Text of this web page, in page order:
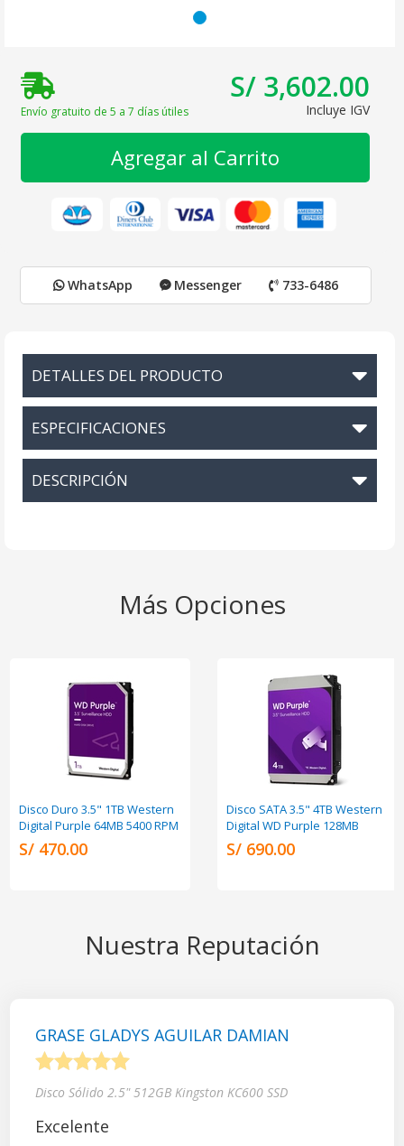
Envío gratuito de 5 a 7 días útiles
S/ 3,602.00
Incluye IGV
Agregar al Carrito
WhatsApp Messenger 733-6486
DETALLES DEL PRODUCTO
ESPECIFICACIONES
DESCRIPCIÓN
Más Opciones
Disco Duro 3.5" 1TB Western
Digital Purple 64MB 5400 RPM
S/ 470.00
Disco SATA 3.5" 4TB Western
Digital WD Purple 128MB
S/ 690.00
Nuestra Reputación
GRASE GLADYS AGUILAR DAMIAN
Disco Sólido 2.5" 512GB Kingston KC600 SSD
Excelente